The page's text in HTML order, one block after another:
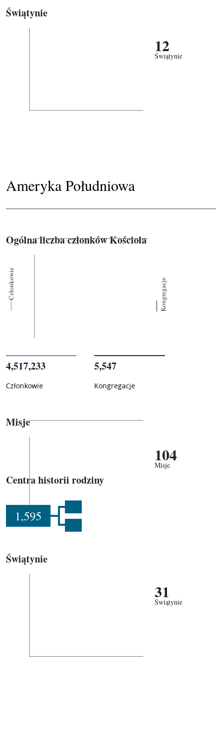
Świątynie
12
Świątynie
Ameryka Południowa
Ogólna liczba członków Kościoła
Członkowie Kongregacje
4,517,233
Członkowie
5,547
Kongregacje
Misje
104
Misje
Centra historii rodziny
1,595
Świątynie
31
Świątynie